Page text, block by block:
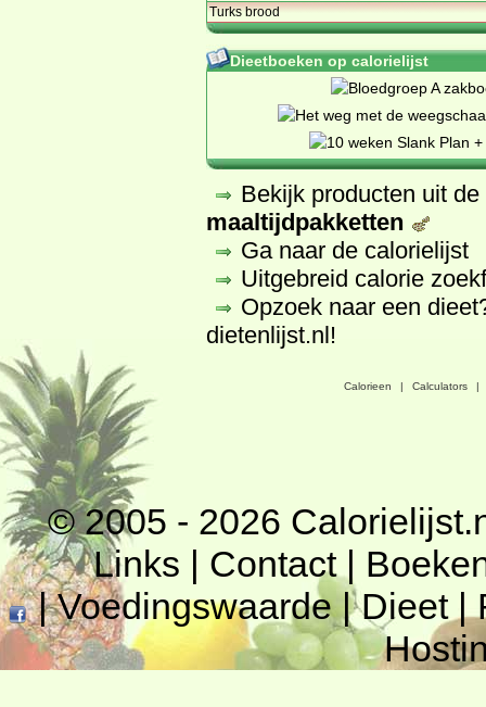
Turks brood
Dieetboeken op calorielijst
Bekijk producten uit
maaltijdpakketten
Ga naar de calorielijst
Uitgebreid calorie
Opzoek naar een
dietenlijst.nl!
Calorieen | Calculators |
© 2005 - 2026
Links | Contact|
|Voedingswaarde|Dieet|